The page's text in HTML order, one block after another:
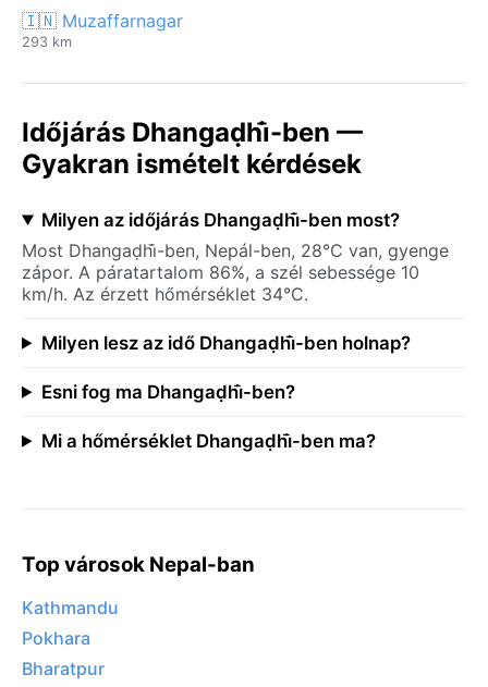
🇮🇳 Muzaffarnagar
293 km
Időjárás Dhangaḍhi̇̄-ben —
Gyakran ismételt kérdések
Milyen az időjárás Dhangaḍhi̇̄-ben most?
Most Dhangaḍhi̇̄-ben, Nepál-ben, 28°C van, gyenge
zápor. A páratartalom 86%, a szél sebessége 10
km/h. Az érzett hőmérséklet 34°C.
Milyen lesz az idő Dhangaḍhi̇̄-ben holnap?
Esni fog ma Dhangaḍhi̇̄-ben?
Mi a hőmérséklet Dhangaḍhi̇̄-ben ma?
Top városok Nepal-ban
Kathmandu
Pokhara
Bharatpur